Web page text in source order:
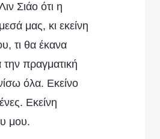
Σιάο ότι η
μας, κι εκείνη
τι θα έκανα
πραγματική
όλα. Εκείνο
Εκείνη
μου.